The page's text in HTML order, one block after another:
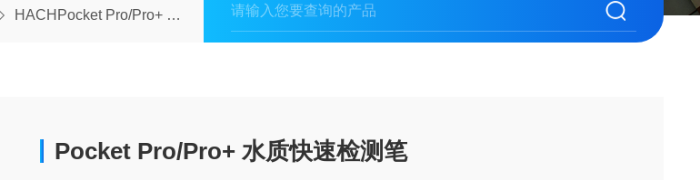
HACHPocket Pro/Pro+ 水质快速检测笔
Pocket Pro/Pro+ 水质快速检测笔